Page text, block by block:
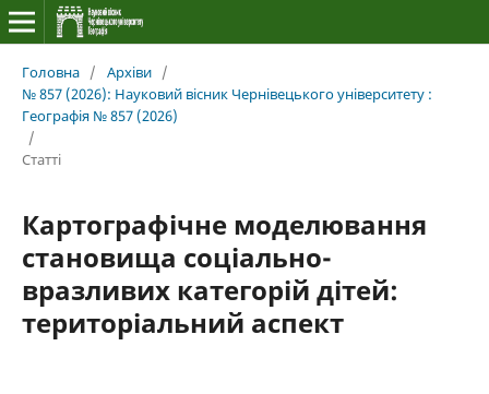
Головна / Архіви /
№ 857 (2026): Науковий вісник Чернівецького університету :
Географія № 857 (2026)
/
Статті
Картографічне моделювання
становища соціально-
вразливих категорій дітей:
територіальний аспект